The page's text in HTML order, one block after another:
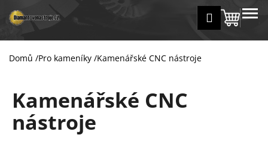
na
obsah
Přihlášení
košík
MENU
Domů /Pro kameníky /Kamenářské CNC nástroje
Kamenářské CNC
nástroje
š
Zpět
Zpět
C
p
o
t